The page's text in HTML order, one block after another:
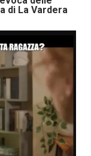
di La Vardera